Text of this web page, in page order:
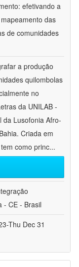
efetivando a
das
de comunidades
a produção
quilombolas
no
da UNILAB -
da Lusofonia Afro-
Criada em
como princ...
- CE - Brasil
Thu Dec 31